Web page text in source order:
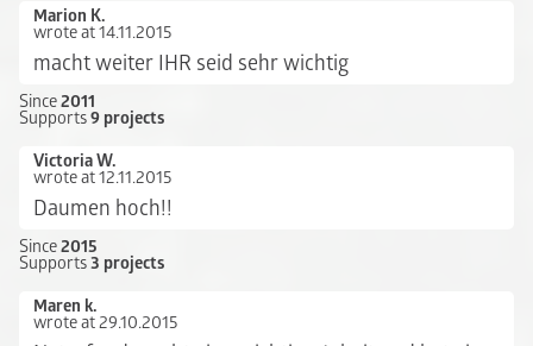
Marion K.
wrote at 14.11.2015
macht weiter IHR seid sehr wichtig
Since2011
Supports9 projects
Victoria W.
wrote at 12.11.2015
Daumen hoch!!
Since2015
Supports3 projects
Maren k.
wrote at 29.10.2015